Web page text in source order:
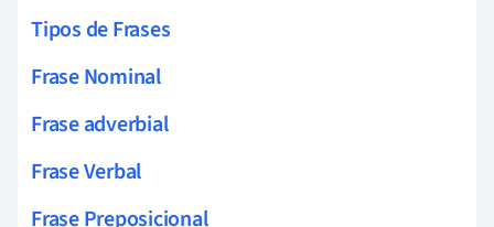
Tipos de Frases
Frase Nominal
Frase adverbial
Frase Verbal
Frase Preposicional